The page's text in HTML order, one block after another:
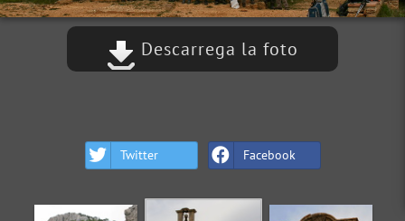
Descarrega la foto
Twitter Facebook